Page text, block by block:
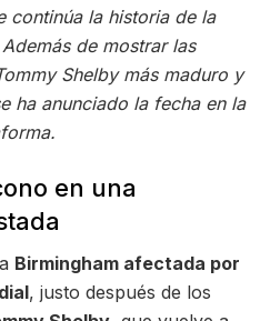
continúa la historia de la
de mostrar las
Shelby más maduro y
ha anunciado la fecha en la
en una
Birmingham afectada por
, justo después de los